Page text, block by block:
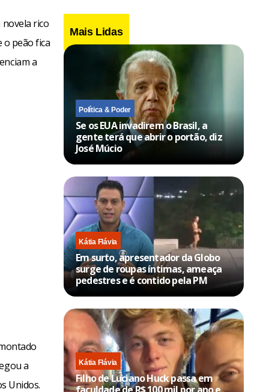
novela rico
o peão fica
a
a
Unidos.
Mais Lidas
Política & Poder
Se os EUA invadirem o Brasil, a
gente terá que abrir o portão, diz
José Múcio
Kátia Flávia
Em surto, apresentador da Globo
surge de roupas íntimas, ameaça
pedestres e é contido pela PM
Kátia Flávia
Filho de Luciano Huck passa em
faculdade de R$ 100 mil por ano e